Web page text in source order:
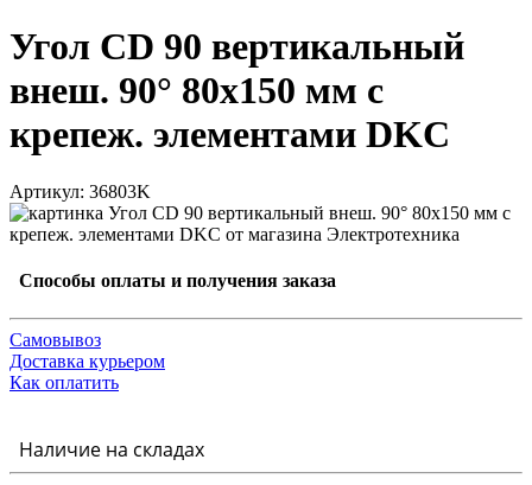
Угол CD 90 вертикальный
внеш. 90° 80х150 мм с
крепеж. элементами DKC
Артикул: 36803K
Способы оплаты и получения заказа
Самовывоз
Доставка курьером
Как оплатить
Наличие на складах